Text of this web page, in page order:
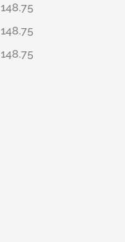
148.75
148.75
148.75